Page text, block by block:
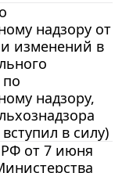
надзору от
изменений в
надзору,
в силу)
РФ от 7 июня